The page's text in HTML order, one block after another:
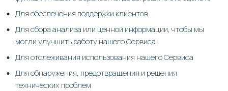
Для обеспечения поддержки клиентов
Для сбора анализа или ценной информации, чтобы мы
могли улучшить работу нашего Сервиса
Для отслеживания использования нашего Сервиса
Для обнаружения, предотвращения и решения
технических проблем